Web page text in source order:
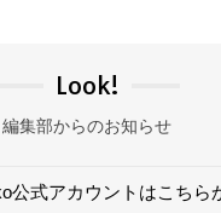
Look!
編集部からのお知らせ
公式アカウントはこちら